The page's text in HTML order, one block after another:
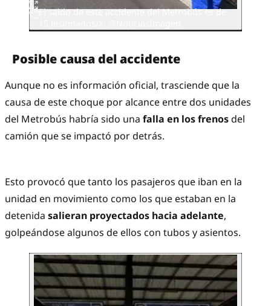
El saldo de este accidente del Metrobús es de
Posible causa del accidente
Aunque no es información oficial, trasciende que la
causa de este choque por alcance entre dos unidades
del Metrobús habría sido una falla en los frenosdel
camión que se impactó por detrás.
Esto provocó que tanto los pasajeros que iban en la
unidad en movimiento como los que estaban en la
detenida salieran proyectados hacia adelante,
golpeándose algunos de ellos con tubos y asientos.